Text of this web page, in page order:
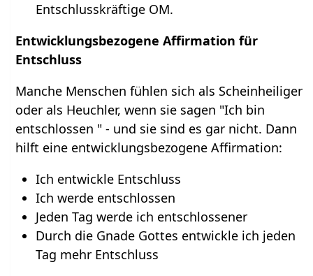
Entschlusskräftige OM.
Entwicklungsbezogene Affirmation für
Entschluss
Manche Menschen fühlen sich als Scheinheiliger
oder als Heuchler, wenn sie sagen "Ich bin
entschlossen " - und sie sind es gar nicht. Dann
hilft eine entwicklungsbezogene Affirmation:
Ich entwickle Entschluss
Ich werde entschlossen
Jeden Tag werde ich entschlossener
Durch die Gnade Gottes entwickle ich jeden
Tag mehr Entschluss